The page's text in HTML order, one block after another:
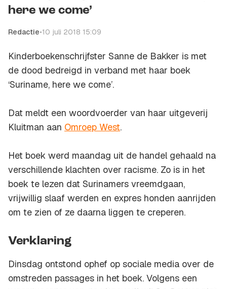
here we come’
Redactie•10 juli 2018 15:09
Kinderboekenschrijfster Sanne de Bakker is met
de dood bedreigd in verband met haar boek
‘Suriname, here we come’.
Dat meldt een woordvoerder van haar uitgeverij
Kluitman aan Omroep West.
Het boek werd maandag uit de handel gehaald na
verschillende klachten over racisme. Zo is in het
boek te lezen dat Surinamers vreemdgaan,
vrijwillig slaaf werden en expres honden aanrijden
om te zien of ze daarna liggen te creperen.
Verklaring
Dinsdag ontstond ophef op sociale media over de
omstreden passages in het boek. Volgens een